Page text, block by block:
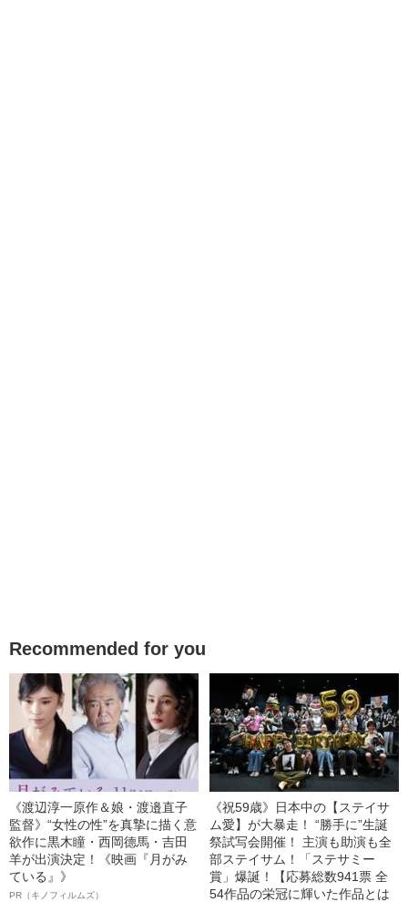
Recommended for you
《渡辺淳一原作＆娘・渡邉直子
監督》“女性の性”を真摯に描く意
欲作に黒木瞳・西岡德馬・吉田
羊が出演決定！《映画『月がみ
ている』》
PR（キノフィルムズ）
《祝59歳》日本中の【ステイサ
ム愛】が大暴走！ “勝手に”生誕
祭試写会開催！ 主演も助演も全
部ステイサム！「ステサミー
賞」爆誕！【応募総数941票 全
54作品の栄冠に輝いた作品とは